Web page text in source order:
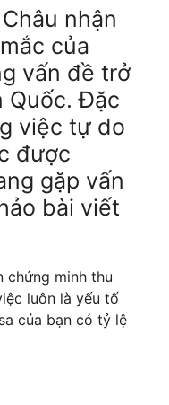
nhận
của
vấn đề trở
Quốc. Đặc
việc tự do
được
gặp vấn
bài viết
chứng minh thu
luôn là yếu tố
của bạn có tỷ lệ